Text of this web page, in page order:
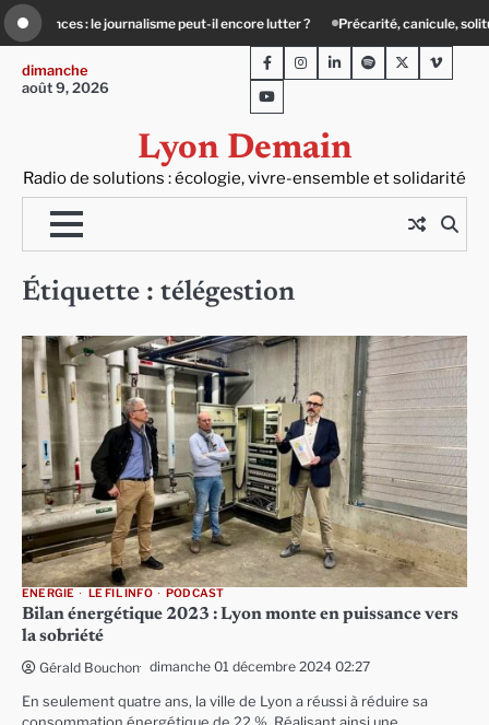
Skip
to
content
peut-il encore lutter ? Précarité, canicule, solitude : quand le lien
dimanche
août 9, 2026
Lyon Demain
Radio de solutions : écologie, vivre-ensemble et solidarité
FacebookInstagram
LinkedInSpotifyTwitterViméo
Youtube
Étiquette : télégestion
ENERGIE LE FIL INFO PODCAST
Bilan énergétique 2023 : Lyon monte en puissance vers
la sobriété
Gérald Bouchon dimanche 01 décembre 2024 02:27
En seulement quatre ans, la ville de Lyon a réussi à réduire sa
consommation énergétique de 22 %. Réalisant ainsi une